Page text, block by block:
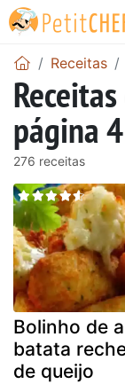
Receitas
página 4
276 receitas
Bolinho de
batata
de queijo